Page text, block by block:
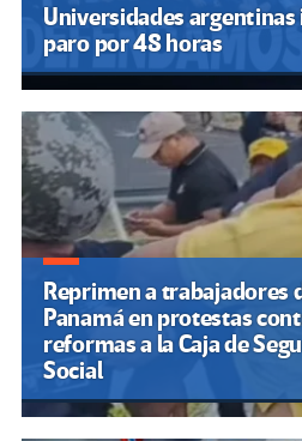
Universidades argentinas
paro por 48 horas
Reprimen a trabajadores
Panamá en protestas
reformas a la Caja de
Social